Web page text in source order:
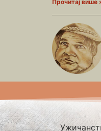
Прочитај више